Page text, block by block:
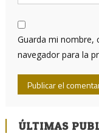
Guarda mi nombre,
navegador para la
ÚLTIMAS